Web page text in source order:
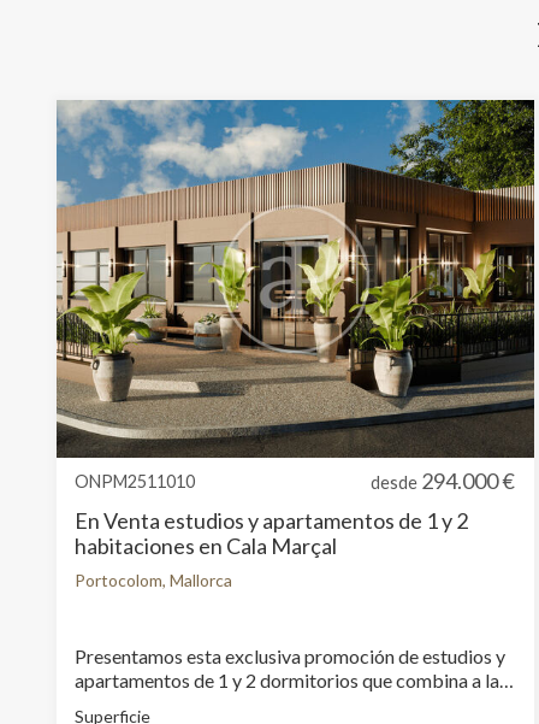
ONPM2511010 desde 294.000 €
En Venta estudios y apartamentos de 1 y 2
habitaciones en Cala Marçal
Portocolom, Mallorca
Presentamos esta exclusiva promoción de estudios y
apartamentos de 1 y 2 dormitorios que combina a la
Superficie
deberá
de la
sitio
los
que
del
Estas